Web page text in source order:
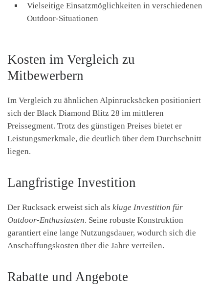
Vielseitige Einsatzmöglichkeiten in verschiedenen
Outdoor-Situationen
Kosten im Vergleich zu
Mitbewerbern
Im Vergleich zu ähnlichen Alpinrucksäcken positioniert
sich der Black Diamond Blitz 28 im mittleren
Preissegment. Trotz des günstigen Preises bietet er
Leistungsmerkmale, die deutlich über dem Durchschnitt
liegen.
Langfristige Investition
Der Rucksack erweist sich als kluge Investition für
Outdoor-Enthusiasten. Seine robuste Konstruktion
garantiert eine lange Nutzungsdauer, wodurch sich die
Anschaffungskosten über die Jahre verteilen.
Rabatte und Angebote